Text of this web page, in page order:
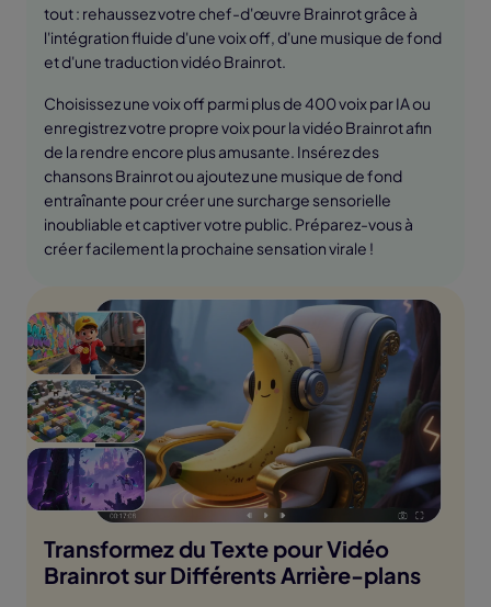
tout : rehaussez votre chef-d'œuvre Brainrot grâce à
l'intégration fluide d'une voix off, d'une musique de fond
et d'une traduction vidéo Brainrot.
Choisissez une voix off parmi plus de 400 voix par IA ou
enregistrez votre propre voix pour la vidéo Brainrot afin
de la rendre encore plus amusante. Insérez des
chansons Brainrot ou ajoutez une musique de fond
entraînante pour créer une surcharge sensorielle
inoubliable et captiver votre public. Préparez-vous à
créer facilement la prochaine sensation virale !
Transformez du Texte pour Vidéo
Brainrot sur Différents Arrière-plans